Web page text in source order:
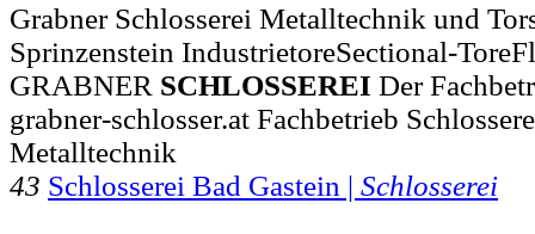
Grabner Schlosserei Metalltechnik und
Sprinzenstein IndustrietoreSectional-
GRABNER SCHLOSSEREI Der
grabner-schlosser.at Fachbetrieb
Metalltechnik
43 Schlosserei Bad Gastein | Schlosserei